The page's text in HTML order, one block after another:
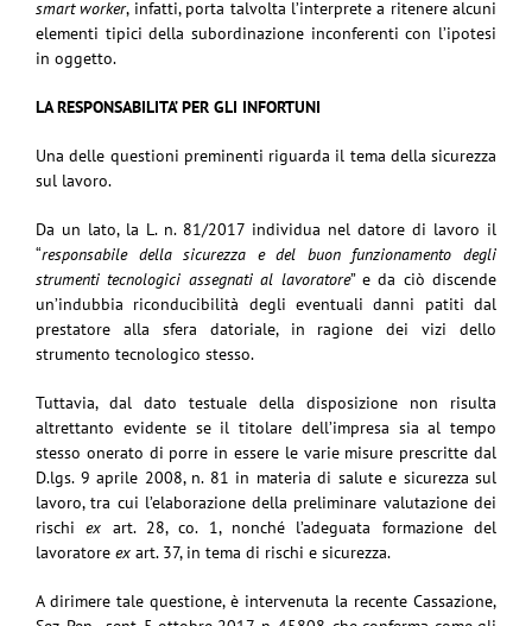
smart worker, infatti, porta talvolta l’interprete a ritenere alcuni
elementi tipici della subordinazione inconferenti con l’ipotesi
in oggetto.
LA RESPONSABILITA’ PER GLI INFORTUNI
Una delle questioni preminenti riguarda il tema della sicurezza
sul lavoro.
Da un lato, la L. n. 81/2017 individua nel datore di lavoro il
“responsabile della sicurezza e del buon funzionamento degli
strumenti tecnologici assegnati al lavoratore” e da ciò discende
un’indubbia riconducibilità degli eventuali danni patiti dal
prestatore alla sfera datoriale, in ragione dei vizi dello
strumento tecnologico stesso.
Tuttavia, dal dato testuale della disposizione non risulta
altrettanto evidente se il titolare dell’impresa sia al tempo
stesso onerato di porre in essere le varie misure prescritte dal
D.lgs. 9 aprile 2008, n. 81 in materia di salute e sicurezza sul
lavoro, tra cui l’elaborazione della preliminare valutazione dei
rischiex art. 28, co. 1, nonché l’adeguata formazione del
lavoratore ex art. 37, in tema di rischi e sicurezza.
A dirimere tale questione, è intervenuta la recente Cassazione,